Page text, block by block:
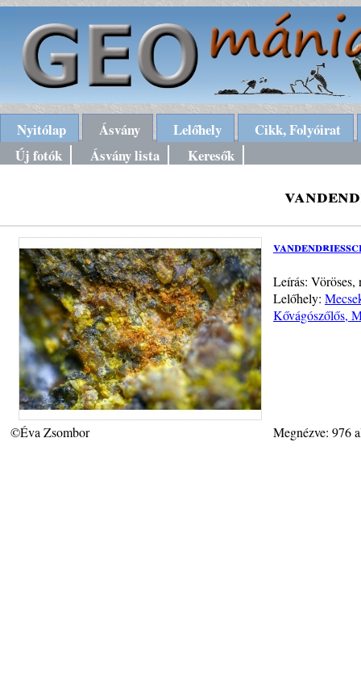
Nyitólap Ásvány Lelőhely
Cikk, Folyóirat
Új fotók
Ásvány lista Keresők
Leírás: Vöröses,
Lelőhely:
Kővágószőlős,
©Éva Zsombor Megnézve: 976